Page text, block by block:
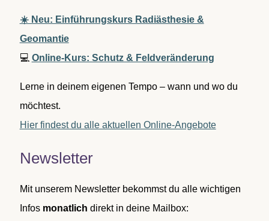
☀️ Neu: Einführungskurs Radiästhesie &
Geomantie
💻 Online-Kurs: Schutz & Feldveränderung
Lerne in deinem eigenen Tempo – wann und wo du
möchtest.
Hier findest du alle aktuellen Online-Angebote
Newsletter
Mit unserem Newsletter bekommst du alle wichtigen
Infos monatlich direkt in deine Mailbox: